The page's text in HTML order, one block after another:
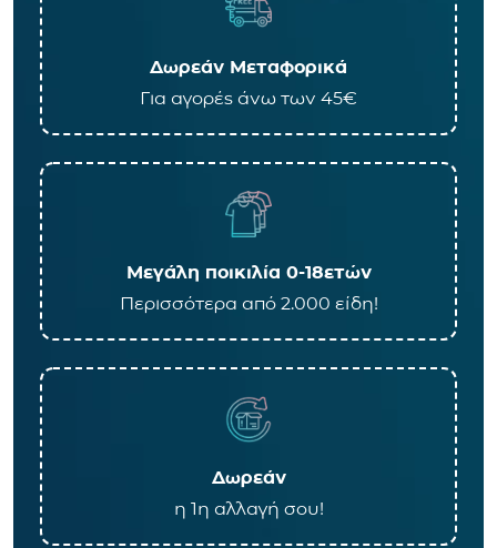
Δωρεάν Μεταφορικά
Για αγορές άνω των 45€
Μεγάλη ποικιλία 0-18ετών
Περισσότερα από 2.000 είδη!
Δωρεάν
η 1η αλλαγή σου!